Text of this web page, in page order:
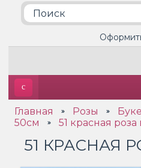
Главная » Розы »
50см
» 51 красная роза
51 КРАСНАЯ